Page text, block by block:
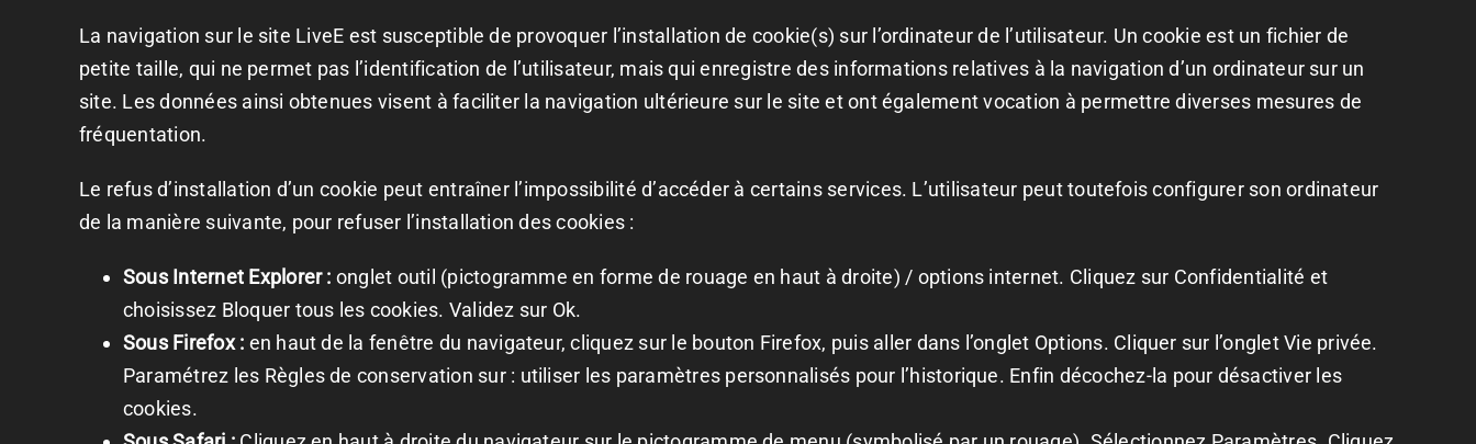
La navigation sur le site LiveE est susceptible de provoquer l’installation de cookie(s) sur l’ordinateur de l’utilisateur. Un cookie est un fichier de
petite taille, qui ne permet pas l’identification de l’utilisateur, mais qui enregistre des informations relatives à la navigation d’un ordinateur sur un
site. Les données ainsi obtenues visent à faciliter la navigation ultérieure sur le site et ont également vocation à permettre diverses mesures de
fréquentation.
Le refus d’installation d’un cookie peut entraîner l’impossibilité d’accéder à certains services. L’utilisateur peut toutefois configurer son ordinateur
de la manière suivante, pour refuser l’installation des cookies :
Sous Internet Explorer : onglet outil (pictogramme en forme de rouage en haut à droite) / options internet. Cliquez sur Confidentialité et
choisissez Bloquer tous les cookies. Validez sur Ok.
Sous Firefox : en haut de la fenêtre du navigateur, cliquez sur le bouton Firefox, puis aller dans l’onglet Options. Cliquer sur l’onglet Vie privée.
Paramétrez les Règles de conservation sur : utiliser les paramètres personnalisés pour l’historique. Enfin décochez-la pour désactiver les
cookies.